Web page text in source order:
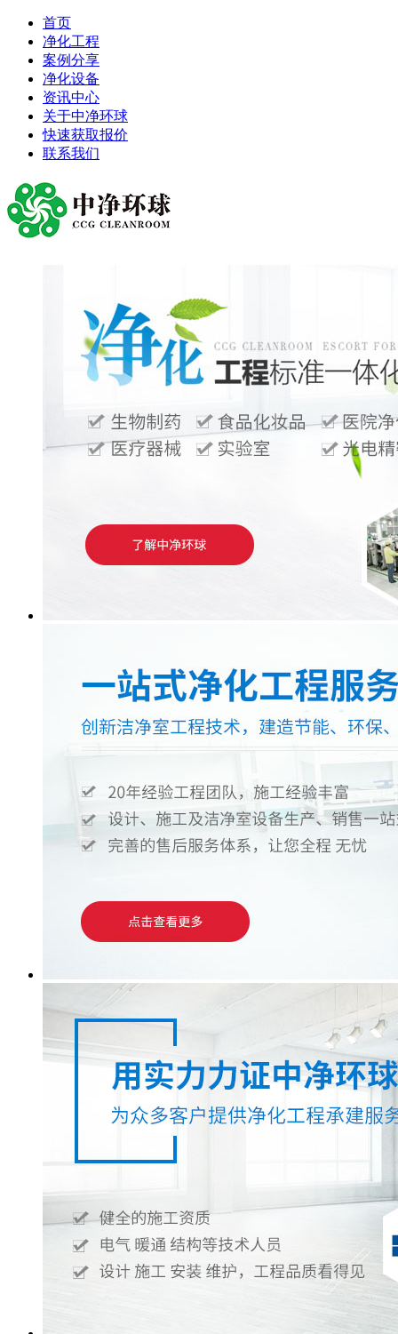
首页
净化工程
案例分享
净化设备
资讯中心
关于中净环球
快速获取报价
联系我们